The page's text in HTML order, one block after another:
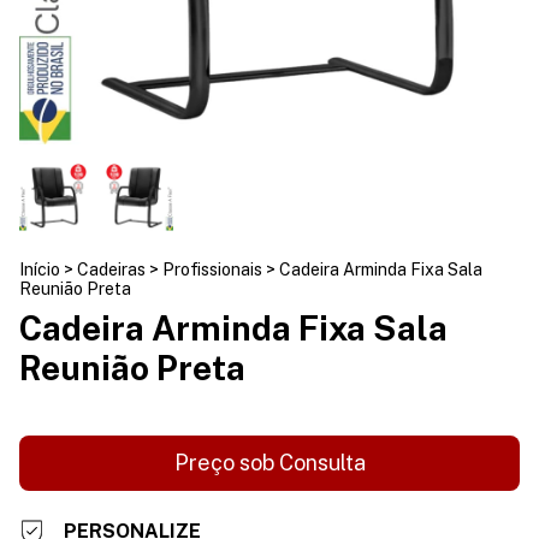
Início > Cadeiras > Profissionais > Cadeira Arminda Fixa Sala
Reunião Preta
Cadeira Arminda Fixa Sala
Reunião Preta
PERSONALIZE